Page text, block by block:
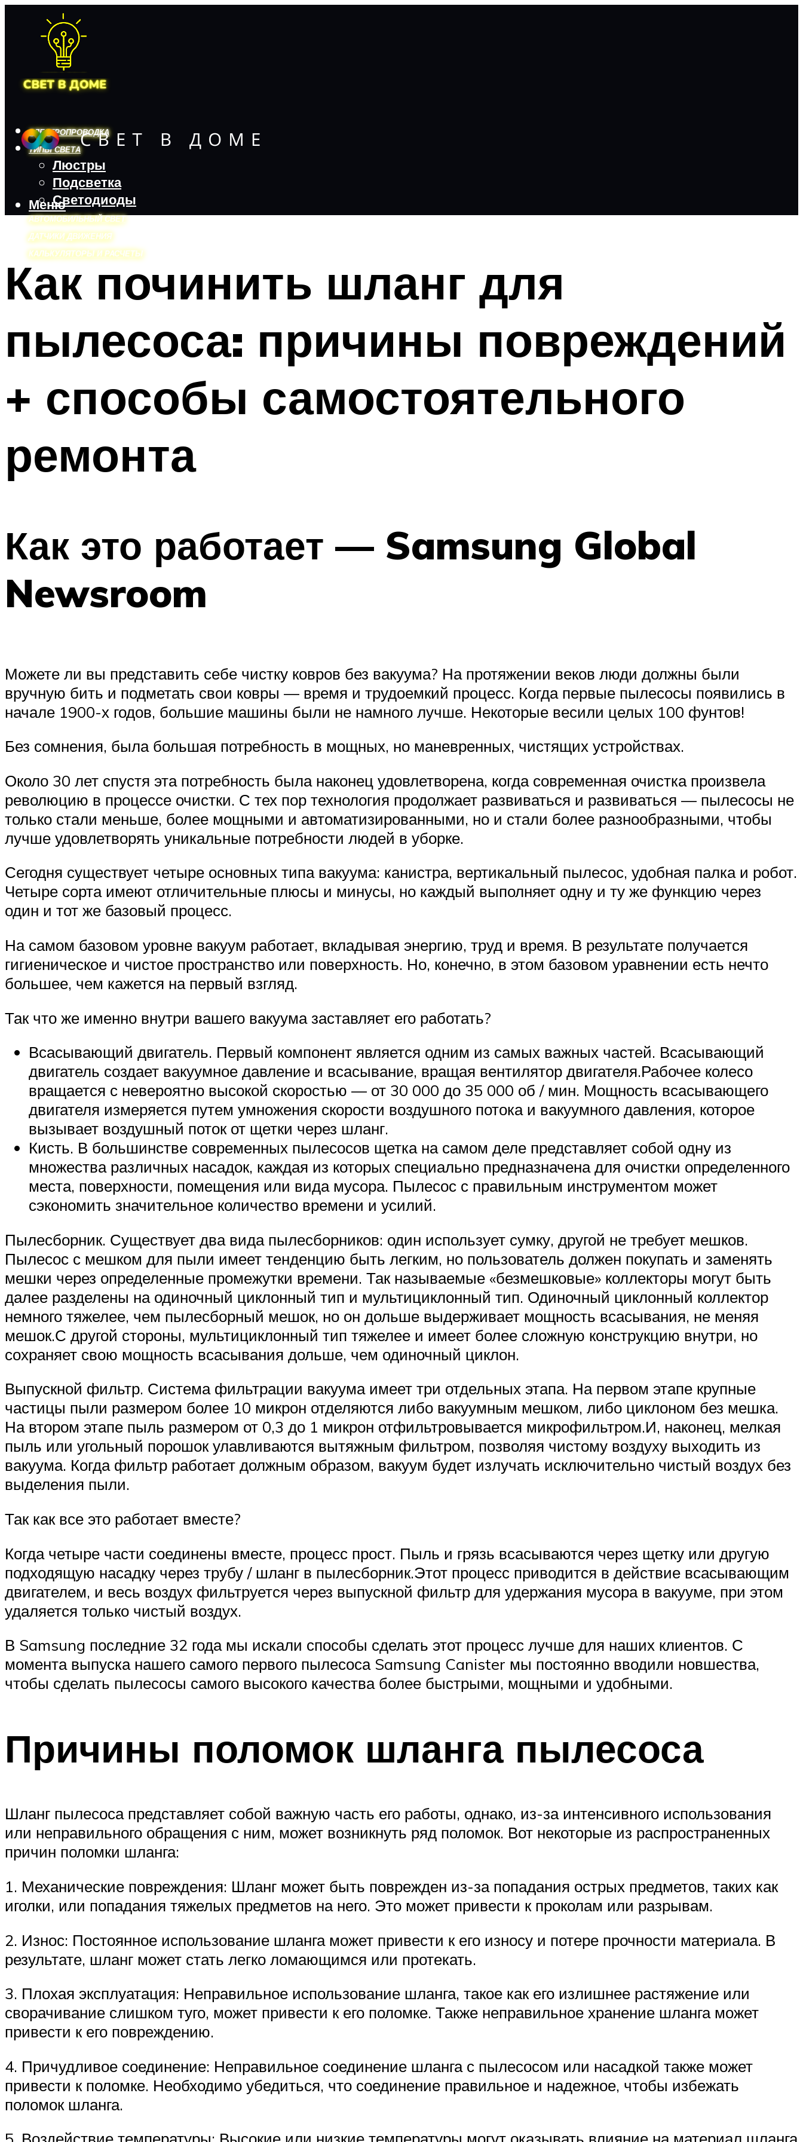
ЭЛЕКТРОПРОВОДКА
ТИПЫ СВЕТА
Люстры
Подсветка
Светодиоды
АВТОМОБИЛЬНЫЙ СВЕТ
ДАТЧИКИ ДВИЖЕНИЯ
КАЛЬКУЛЯТОРЫ И РАСЧЕТЫ
Меню
Меню
Как починить шланг для
пылесоса: причины повреждений
+ способы самостоятельного
ремонта
Как это работает — Samsung Global
Newsroom
Можете ли вы представить себе чистку ковров без вакуума? На протяжении веков люди должны были
вручную бить и подметать свои ковры — время и трудоемкий процесс. Когда первые пылесосы появились в
начале 1900-х годов, большие машины были не намного лучше. Некоторые весили целых 100 фунтов!
Без сомнения, была большая потребность в мощных, но маневренных, чистящих устройствах.
Около 30 лет спустя эта потребность была наконец удовлетворена, когда современная очистка произвела
революцию в процессе очистки. С тех пор технология продолжает развиваться и развиваться — пылесосы не
только стали меньше, более мощными и автоматизированными, но и стали более разнообразными, чтобы
лучше удовлетворять уникальные потребности людей в уборке.
Сегодня существует четыре основных типа вакуума: канистра, вертикальный пылесос, удобная палка и робот.
Четыре сорта имеют отличительные плюсы и минусы, но каждый выполняет одну и ту же функцию через
один и тот же базовый процесс.
На самом базовом уровне вакуум работает, вкладывая энергию, труд и время. В результате получается
гигиеническое и чистое пространство или поверхность. Но, конечно, в этом базовом уравнении есть нечто
большее, чем кажется на первый взгляд.
Так что же именно внутри вашего вакуума заставляет его работать?
Всасывающий двигатель. Первый компонент является одним из самых важных частей. Всасывающий
двигатель создает вакуумное давление и всасывание, вращая вентилятор двигателя.Рабочее колесо
вращается с невероятно высокой скоростью — от 30 000 до 35 000 об / мин. Мощность всасывающего
двигателя измеряется путем умножения скорости воздушного потока и вакуумного давления, которое
вызывает воздушный поток от щетки через шланг.
Кисть. В большинстве современных пылесосов щетка на самом деле представляет собой одну из
множества различных насадок, каждая из которых специально предназначена для очистки определенного
места, поверхности, помещения или вида мусора. Пылесос с правильным инструментом может
сэкономить значительное количество времени и усилий.
Пылесборник. Существует два вида пылесборников: один использует сумку, другой не требует мешков.
Пылесос с мешком для пыли имеет тенденцию быть легким, но пользователь должен покупать и заменять
мешки через определенные промежутки времени. Так называемые «безмешковые» коллекторы могут быть
далее разделены на одиночный циклонный тип и мультициклонный тип. Одиночный циклонный коллектор
немного тяжелее, чем пылесборный мешок, но он дольше выдерживает мощность всасывания, не меняя
мешок.С другой стороны, мультициклонный тип тяжелее и имеет более сложную конструкцию внутри, но
сохраняет свою мощность всасывания дольше, чем одиночный циклон.
Выпускной фильтр. Система фильтрации вакуума имеет три отдельных этапа. На первом этапе крупные
частицы пыли размером более 10 микрон отделяются либо вакуумным мешком, либо циклоном без мешка.
На втором этапе пыль размером от 0,3 до 1 микрон отфильтровывается микрофильтром.И, наконец, мелкая
пыль или угольный порошок улавливаются вытяжным фильтром, позволяя чистому воздуху выходить из
вакуума. Когда фильтр работает должным образом, вакуум будет излучать исключительно чистый воздух без
выделения пыли.
Так как все это работает вместе?
Когда четыре части соединены вместе, процесс прост. Пыль и грязь всасываются через щетку или другую
подходящую насадку через трубу / шланг в пылесборник.Этот процесс приводится в действие всасывающим
двигателем, и весь воздух фильтруется через выпускной фильтр для удержания мусора в вакууме, при этом
удаляется только чистый воздух.
В Samsung последние 32 года мы искали способы сделать этот процесс лучше для наших клиентов. С
момента выпуска нашего самого первого пылесоса Samsung Canister мы постоянно вводили новшества,
чтобы сделать пылесосы самого высокого качества более быстрыми, мощными и удобными.
Причины поломок шланга пылесоса
Шланг пылесоса представляет собой важную часть его работы, однако, из-за интенсивного использования
или неправильного обращения с ним, может возникнуть ряд поломок. Вот некоторые из распространенных
причин поломки шланга:
1. Механические повреждения: Шланг может быть поврежден из-за попадания острых предметов, таких как
иголки, или попадания тяжелых предметов на него. Это может привести к проколам или разрывам.
2. Износ: Постоянное использование шланга может привести к его износу и потере прочности материала. В
результате, шланг может стать легко ломающимся или протекать.
3. Плохая эксплуатация: Неправильное использование шланга, такое как его излишнее растяжение или
сворачивание слишком туго, может привести к его поломке. Также неправильное хранение шланга может
привести к его повреждению.
4. Причудливое соединение: Неправильное соединение шланга с пылесосом или насадкой также может
привести к поломке. Необходимо убедиться, что соединение правильное и надежное, чтобы избежать
поломок шланга.